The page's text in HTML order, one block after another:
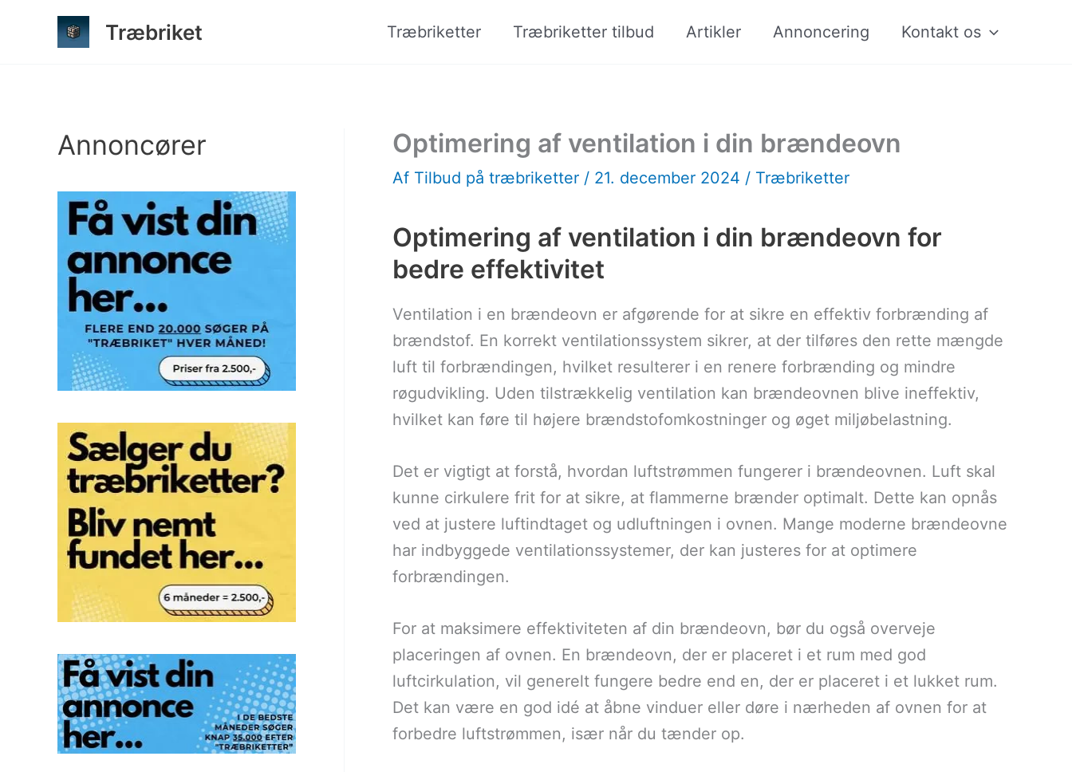
Træbriket Træbriketter Træbriketter tilbud Artikler Annoncering Kontakt os
Annoncører Optimering af ventilation i din brændeovn
Af Tilbud på træbriketter / 21. december 2024 / Træbriketter
Optimering af ventilation i din brændeovn for
bedre effektivitet
Ventilation i en brændeovn er afgørende for at sikre en effektiv forbrænding af
brændstof. En korrekt ventilationssystem sikrer, at der tilføres den rette mængde
luft til forbrændingen, hvilket resulterer i en renere forbrænding og mindre
røgudvikling. Uden tilstrækkelig ventilation kan brændeovnen blive ineffektiv,
hvilket kan føre til højere brændstofomkostninger og øget miljøbelastning.
Det er vigtigt at forstå, hvordan luftstrømmen fungerer i brændeovnen. Luft skal
kunne cirkulere frit for at sikre, at flammerne brænder optimalt. Dette kan opnås
ved at justere luftindtaget og udluftningen i ovnen. Mange moderne brændeovne
har indbyggede ventilationssystemer, der kan justeres for at optimere
forbrændingen.
For at maksimere effektiviteten af din brændeovn, bør du også overveje
placeringen af ovnen. En brændeovn, der er placeret i et rum med god
luftcirkulation, vil generelt fungere bedre end en, der er placeret i et lukket rum.
Det kan være en god idé at åbne vinduer eller døre i nærheden af ovnen for at
forbedre luftstrømmen, især når du tænder op.